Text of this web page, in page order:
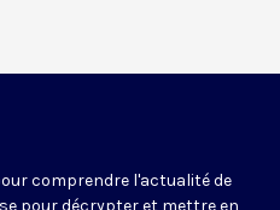
comprendre l'actualité de
pour décrypter et mettre en